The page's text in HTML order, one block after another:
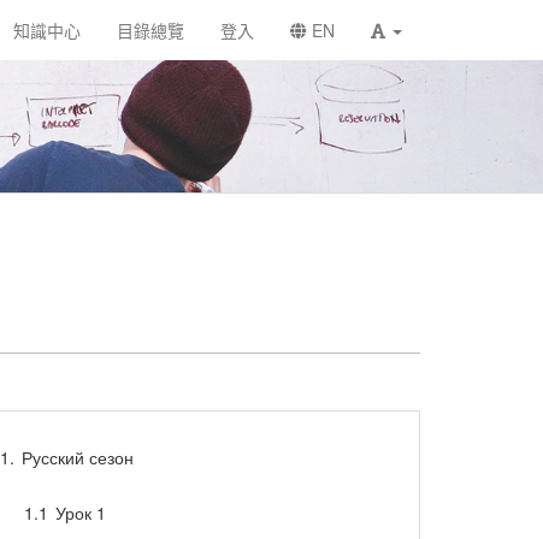
知識中心 目錄總覽 登入 EN
1. Русский сезон
1.1 Урок 1